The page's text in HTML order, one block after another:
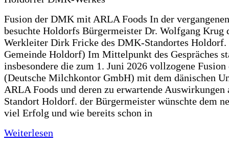
Fusion der DMK mit ARLA Foods In der
besuchte Holdorfs Bürgermeister Dr. Wolfgang Krug
Werkleiter Dirk Fricke des DMK-Standortes Holdorf.
Gemeinde Holdorf) Im Mittelpunkt des Gespräches
insbesondere die zum 1. Juni 2026 vollzogene
(Deutsche Milchkontor GmbH) mit dem dänischen
ARLA Foods und deren zu erwartende Auswirkungen
Standort Holdorf. der Bürgermeister wünschte dem
viel Erfolg und wie bereits schon in
Weiterlesen